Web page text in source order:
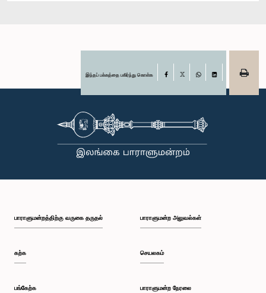
இந்தப் பக்கத்தை பகிர்ந்து கொள்க Facebook
பாராளுமன்றத்திற்கு வருகை தருதல்
கற்க
பங்கேற்க
பாராளுமன்ற அலுவல்கள்
செயலகம்
பாராளுமன்ற நேரலை